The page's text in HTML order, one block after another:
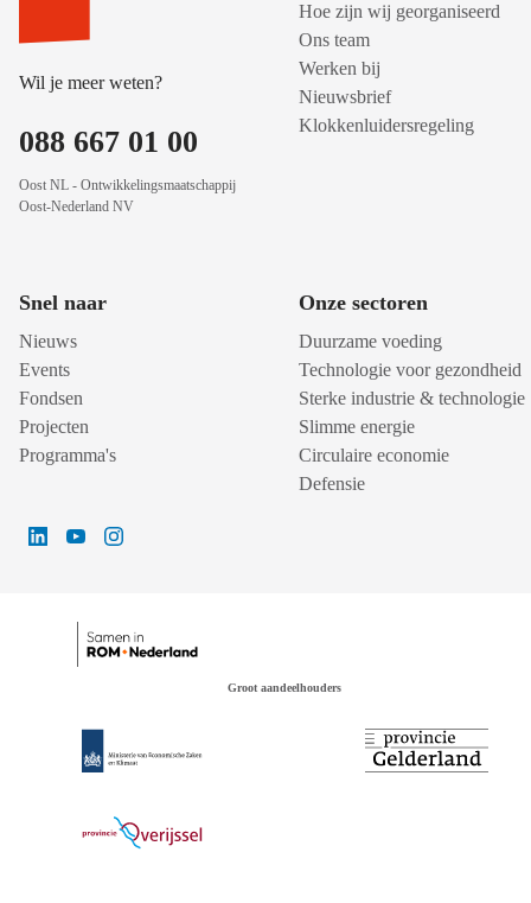
Wil je meer weten?
088 667 01 00
Oost NL - Ontwikkelingsmaatschappij
Oost-Nederland NV
Hoe zijn wij georganiseerd
Ons team
Werken bij
Nieuwsbrief
Klokkenluidersregeling
Snel naar
Nieuws
Events
Fondsen
Projecten
Programma's
Onze sectoren
Duurzame voeding
Technologie voor gezondheid
Sterke industrie & technologie
Slimme energie
Circulaire economie
Defensie
Groot aandeelhouders